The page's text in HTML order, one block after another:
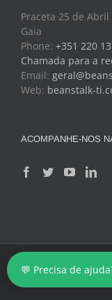
Praceta 25 de Abril
Gaia
Phone: +351 220
Chamada para a
Email:
Web: beanstalk-
ACOMPANHE-NOS
Copyright 2024
💬 Precisa de